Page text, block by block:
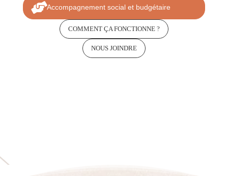
Accompagnement social et budgétaire
COMMENT ÇA FONCTIONNE ?
NOUS JOINDRE